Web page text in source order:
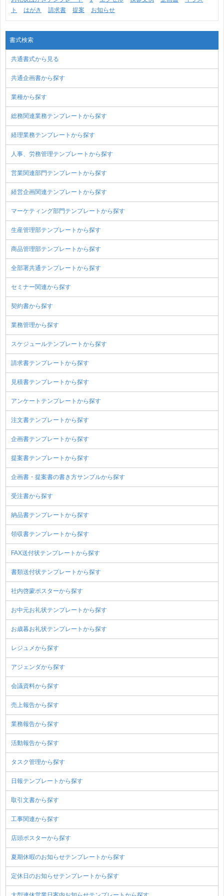
ト
はがき 請求書 提案 お知らせ
書式検索
共通書式から見る
共通企画書から探す
業種から探す
総務関連業務テンプレートから探す
経理業務テンプレートから探す
人事、労務管理テンプレートから探す
営業関連部門テンプレートから探す
経営企画関連テンプレートから探す
マーケティング部門テンプレートから探す
生産管理部テンプレートから探す
商品管理部テンプレートから探す
全部署共通テンプレートから探す
セミナー関連から探す
契約書から探す
業務管理から探す
スケジュールテンプレートから探す
請求書テンプレートから探す
見積書テンプレートから探す
アンケートテンプレートから探す
注文書テンプレートから探す
企画書テンプレートから探す
提案書テンプレートから探す
企画書・提案書の書き方サンプルから探す
受注書から探す
納品書テンプレートから探す
領収書テンプレートから探す
FAX送付状テンプレートから探す
書類送付状テンプレートから探す
社内啓蒙ポスターから探す
お中元お礼状テンプレートから探す
お歳暮お礼状テンプレートから探す
レジュメから探す
アジェンダから探す
会議資料から探す
売上報告から探す
業務報告から探す
活動報告から探す
タスク管理から探す
日報テンプレートから探す
取引文書から探す
工事関連から探す
店頭ポスターから探す
夏期休暇のお知らせテンプレートから探す
定休日のお知らせテンプレートから探す